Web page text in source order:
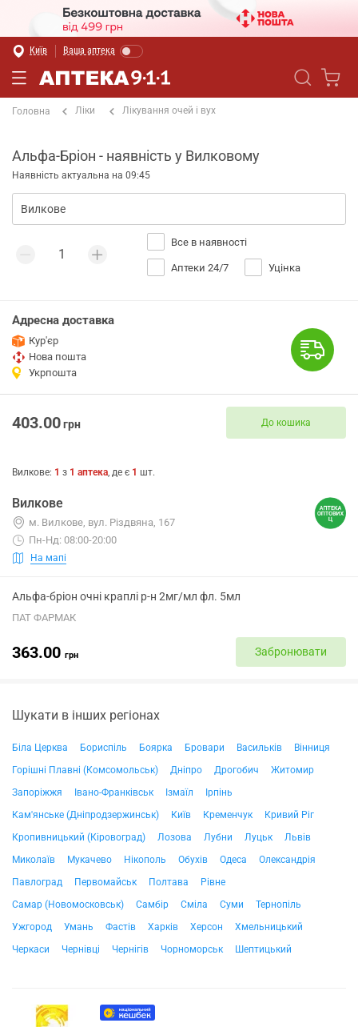
Київ Ваша аптека
Головна Ліки Лікування очей і вух
Альфа-Бріон - наявність у Вилковому
Наявність актуальна на 09:45
Все в наявності
Аптеки 24/7 Уцінка
Адресна доставка
Кур'єр
Нова пошта
Укрпошта
403.00грн До кошика
Вилкове: 1 з 1 аптека, де є 1 шт.
Вилкове
м. Вилкове, вул. Різдвяна, 167
Пн-Нд: 08:00-20:00
На мапі
Альфа-бріон очні краплі р-н 2мг/мл фл. 5мл
ПАТ ФАРМАК
363.00 грн Забронювати
Шукати в інших регіонах
Біла Церква Бориспіль Боярка Бровари Васильків
Вінниця
Горішні Плавні (Комсомольськ)
Дніпро Дрогобич
Житомир
Запоріжжя
Івано-Франківськ Ізмаїл
Ірпінь
Кам'янське (Дніпродзержинськ)
Київ Кременчук
Кривий Ріг
Кропивницький (Кіровоград)
Лозова Лубни Луцьк
Львів
Миколаїв
Мукачево Нікополь Обухів Одеса
Олександрія
Павлоград
Первомайськ Полтава
Рівне
Самар (Новомосковськ)
Самбір Сміла Суми
Тернопіль
Ужгород
Умань Фастів Харків Херсон
Хмельницький
Черкаси
Чернівці Чернігів Чорноморськ Шептицький